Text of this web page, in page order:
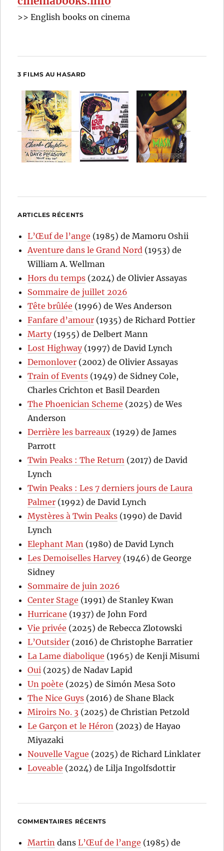
>> English books on cinema
3 FILMS AU HASARD
ARTICLES RÉCENTS
L’Œuf de l’ange (1985) de Mamoru Oshii
Aventure dans le Grand Nord (1953) de
William A. Wellman
Hors du temps (2024) de Olivier Assayas
Sommaire de juillet 2026
Tête brûlée (1996) de Wes Anderson
Fanfare d’amour (1935) de Richard Pottier
Marty(1955) de Delbert Mann
Lost Highway(1997) de David Lynch
Demonlover (2002) de Olivier Assayas
Train of Events (1949) de Sidney Cole,
Charles Crichton et Basil Dearden
The Phoenician Scheme (2025) de Wes
Anderson
Derrière les barreaux (1929) de James
Parrott
Twin Peaks : The Return (2017) de David
Lynch
Twin Peaks : Les 7 derniers jours de Laura
Palmer (1992) de David Lynch
Mystères à Twin Peaks (1990) de David
Lynch
Elephant Man (1980) de David Lynch
Les Demoiselles Harvey(1946) de George
Sidney
Sommaire de juin 2026
Center Stage (1991) de Stanley Kwan
Hurricane (1937) de John Ford
Vie privée (2025) de Rebecca Zlotowski
L’Outsider (2016) de Christophe Barratier
La Lame diabolique (1965) de Kenji Misumi
Oui (2025) de Nadav Lapid
Un poète (2025) de Simón Mesa Soto
The Nice Guys (2016) de Shane Black
Miroirs No. 3 (2025) de Christian Petzold
Le Garçon et le Héron (2023) de Hayao
Miyazaki
Nouvelle Vague (2025) de Richard Linklater
Loveable (2024) de Lilja Ingolfsdottir
COMMENTAIRES RÉCENTS
Martin dansL’Œuf de l’ange (1985) de